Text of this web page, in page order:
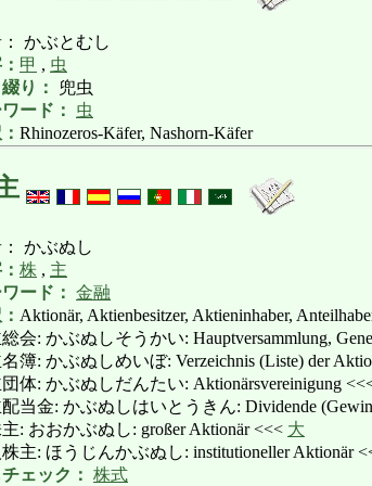
かぶとむし
甲 , 虫
り：
兜虫
ード：
虫
Rhinozeros-Käfer, Nashorn-Käfer
かぶぬし
株 , 主
ード： 金融
Aktionär, Aktienbesitzer, Aktieninhaber,
会: かぶぬしそうかい: Hauptversammlung,
簿: かぶぬしめいぼ: Verzeichnis (Liste) der
体: かぶぬしだんたい: Aktionärsvereinigung
当金: かぶぬしはいとうきん: Dividende
: おおかぶぬし: großer Aktionär <<< 大
主: ほうじんかぶぬし: institutioneller Aktionär
ェック： 株式